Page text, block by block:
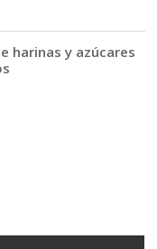
harinas y azúcares